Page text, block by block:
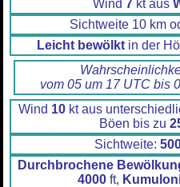
Wind 7 kt aus
Sichtweite 10 km
Leicht bewölktin der
vom 05 um 17 UTC bis
Wind 10kt aus
Böen bis zu
Sichtweite:
Durchbrochene
4000ft,